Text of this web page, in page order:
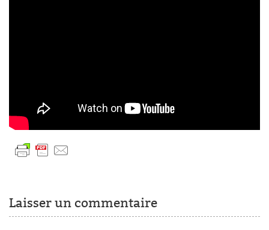
Laisser un commentaire